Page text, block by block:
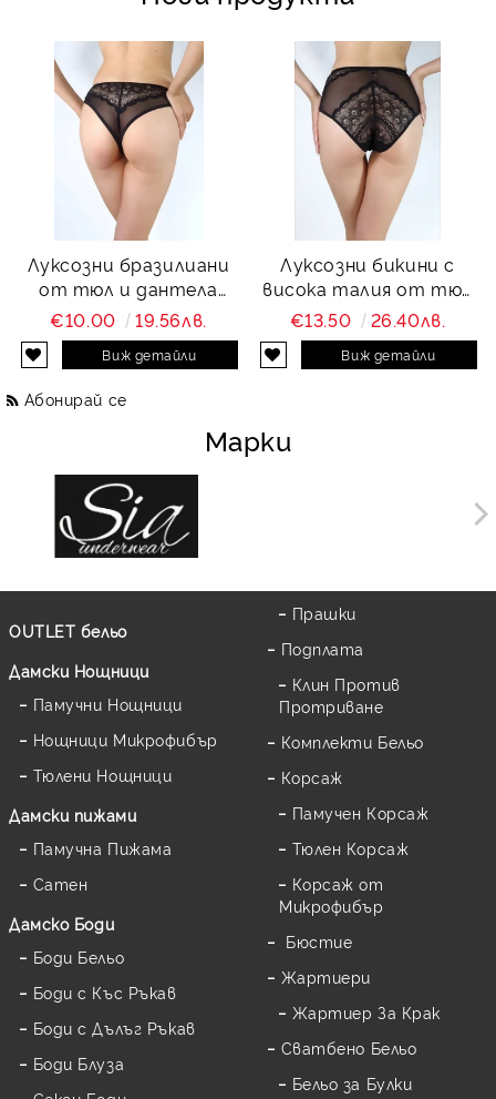
Луксозни бразилиани
от тюл и дантела
Charity
€10.00 19.56лв.
Виж детайли
Луксозни бикини с
висока талия от тюл
и дантела Charity
€13.50 26.40лв.
Виж детайли
Абонирай се
Марки
OUTLET бельо
Дамски Нощници
Памучни Нощници
Нощници Микрофибър
Тюлени Нощници
Дамски пижами
Памучна Пижама
Сатен
Дамскo Боди
Боди Бельо
Боди с Къс Ръкав
Боди с Дълъг Ръкав
Боди Блуза
Прашки
Подплата
Клин Против
Протриване
Комплекти Бельо
Корсаж
Памучен Корсаж
Тюлен Корсаж
Корсаж от
Микрофибър
Бюстие
Жартиери
Жартиер За Крак
Сватбено Бельо
Бельо за Булки